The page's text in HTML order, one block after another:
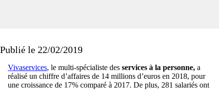
Publié le 22/02/2019
Vivaservices, le multi-spécialiste des services à la personne, a
réalisé un chiffre d’affaires de 14 millions d’euros en 2018, pour
une croissance de 17% comparé à 2017. De plus, 281 salariés ont